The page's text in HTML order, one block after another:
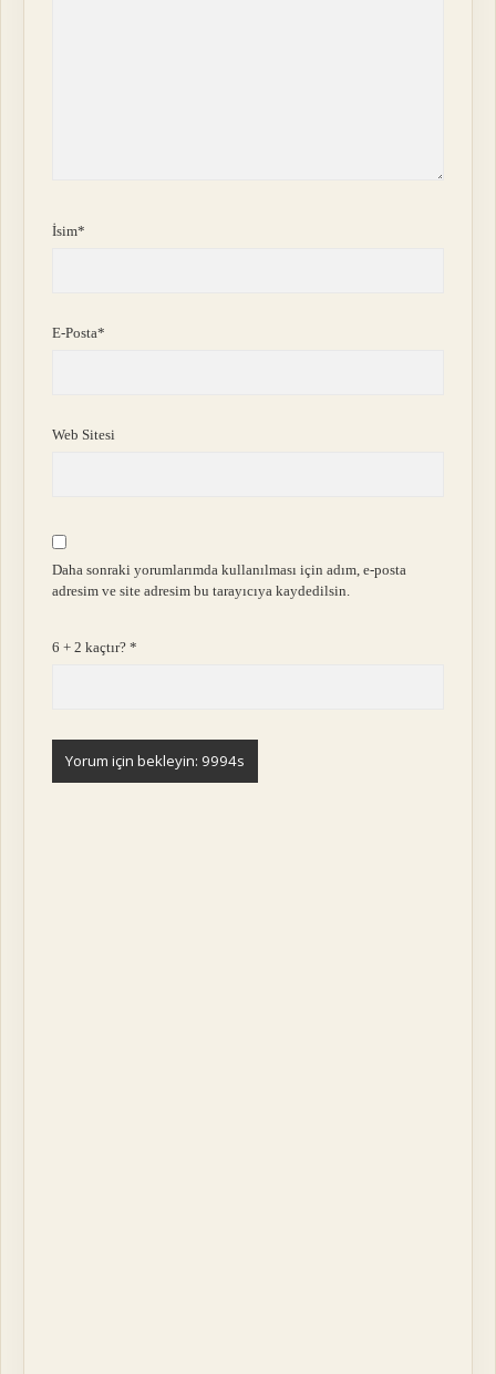
İsim*
E-Posta*
Web Sitesi
Daha sonraki yorumlarımda kullanılması için adım, e-posta
adresim ve site adresim bu tarayıcıya kaydedilsin.
6 + 2 kaçtır?*